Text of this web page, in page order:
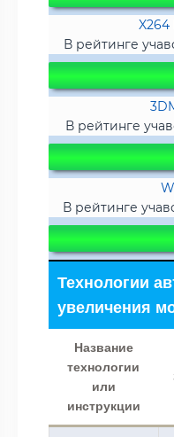
X264
В рейтинге
В рейтинге
В рейтинге
Технологии
увеличения
Название
технологии
или
инструкции